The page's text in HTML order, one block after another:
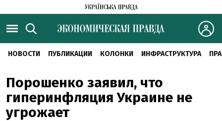
НОВОСТИ ПУБЛИКАЦИИ КОЛОНКИ ИНФРАСТРУКТУРА
Порошенко заявил, что
гиперинфляция Украине не
угрожает